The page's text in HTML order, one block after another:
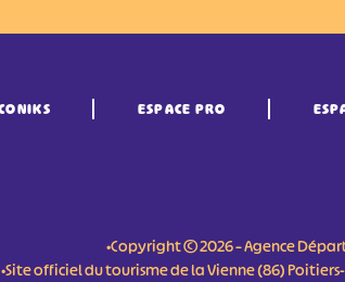
ESPACE PRO
•Copyright © 2026 – Agence
•Site officiel du tourisme de la Vienne (86)